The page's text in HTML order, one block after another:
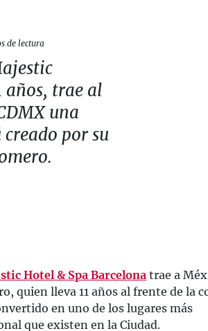
de lectura
años, trae al
una
por su
Hotel & Spa Barcelona trae a
quien lleva 11 años al frente de la
en uno de los lugares más
que existen en la Ciudad.